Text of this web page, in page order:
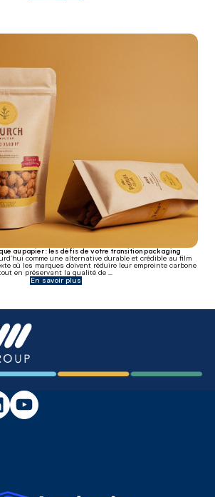
au papier : les défis de votre transition packaging
comme une alternative durable et crédible au film
où les marques doivent réduire leur empreinte carbone
en préservant la qualité de ...
En savoir plus